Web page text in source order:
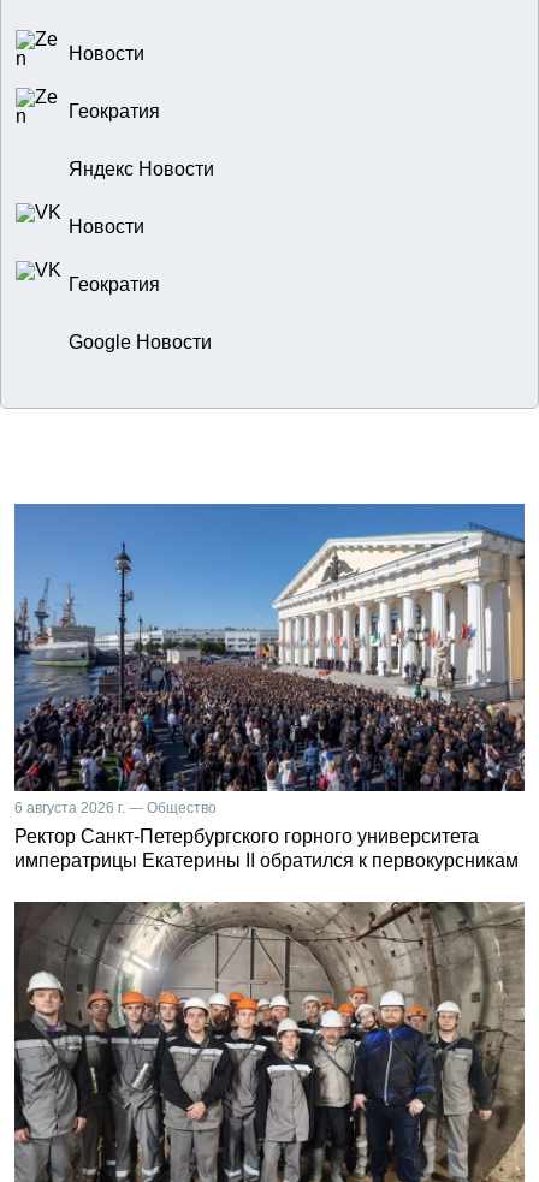
Новости
Геократия
Яндекс Новости
Новости
Геократия
Google Новости
6 августа 2026 г. — Общество
Ректор Санкт-Петербургского горного университета
императрицы Екатерины II обратился к первокурсникам